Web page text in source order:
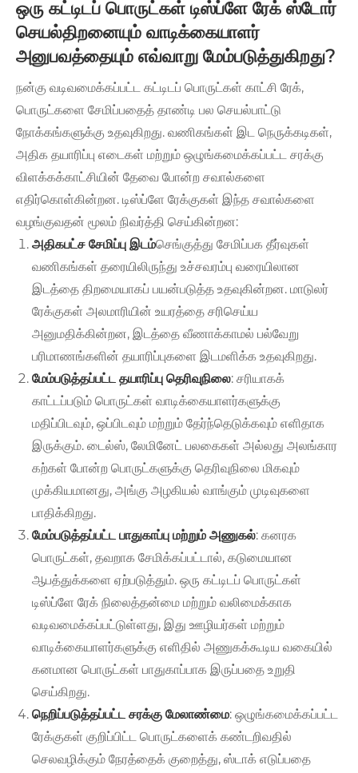
ஒரு கட்டிடப் பொருட்கள் டிஸ்ப்ளே ரேக் ஸ்டோர்
செயல்திறனையும் வாடிக்கையாளர்
அனுபவத்தையும் எவ்வாறு மேம்படுத்துகிறது?
நன்கு வடிவமைக்கப்பட்ட கட்டிடப் பொருட்கள் காட்சி ரேக்,
பொருட்களை சேமிப்பதைத் தாண்டி பல செயல்பாட்டு
நோக்கங்களுக்கு உதவுகிறது. வணிகங்கள் இட நெருக்கடிகள்,
அதிக தயாரிப்பு எடைகள் மற்றும் ஒழுங்கமைக்கப்பட்ட சரக்கு
விளக்கக்காட்சியின் தேவை போன்ற சவால்களை
எதிர்கொள்கின்றன. டிஸ்ப்ளே ரேக்குகள் இந்த சவால்களை
வழங்குவதன் மூலம் நிவர்த்தி செய்கின்றன:
அதிகபட்ச சேமிப்பு இடம்செங்குத்து சேமிப்பக தீர்வுகள்
வணிகங்கள் தரையிலிருந்து உச்சவரம்பு வரையிலான
இடத்தை திறமையாகப் பயன்படுத்த உதவுகின்றன. மாடுலர்
ரேக்குகள் அலமாரியின் உயரத்தை சரிசெய்ய
அனுமதிக்கின்றன, இடத்தை வீணாக்காமல் பல்வேறு
பரிமாணங்களின் தயாரிப்புகளை இடமளிக்க உதவுகிறது.
மேம்படுத்தப்பட்ட தயாரிப்பு தெரிவுநிலை: சரியாகக்
காட்டப்படும் பொருட்கள் வாடிக்கையாளர்களுக்கு
மதிப்பிடவும், ஒப்பிடவும் மற்றும் தேர்ந்தெடுக்கவும் எளிதாக
இருக்கும். டைல்ஸ், லேமினேட் பலகைகள் அல்லது அலங்கார
கற்கள் போன்ற பொருட்களுக்கு தெரிவுநிலை மிகவும்
முக்கியமானது, அங்கு அழகியல் வாங்கும் முடிவுகளை
பாதிக்கிறது.
மேம்படுத்தப்பட்ட பாதுகாப்பு மற்றும் அணுகல்: கனரக
பொருட்கள், தவறாக சேமிக்கப்பட்டால், கடுமையான
ஆபத்துக்களை ஏற்படுத்தும். ஒரு கட்டிடப் பொருட்கள்
டிஸ்ப்ளே ரேக் நிலைத்தன்மை மற்றும் வலிமைக்காக
வடிவமைக்கப்பட்டுள்ளது, இது ஊழியர்கள் மற்றும்
வாடிக்கையாளர்களுக்கு எளிதில் அணுகக்கூடிய வகையில்
கனமான பொருட்கள் பாதுகாப்பாக இருப்பதை உறுதி
செய்கிறது.
நெறிப்படுத்தப்பட்ட சரக்கு மேலாண்மை: ஒழுங்கமைக்கப்பட்ட
ரேக்குகள் குறிப்பிட்ட பொருட்களைக் கண்டறிவதில்
செலவழிக்கும் நேரத்தைக் குறைத்து, ஸ்டாக் எடுப்பதை